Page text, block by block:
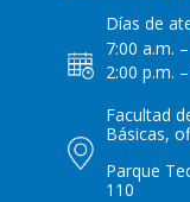
Días de
7:00 a.m.
2:00 p.m.
Facultad
Básicas,
Parque
110